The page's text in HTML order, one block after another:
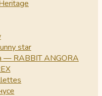
star
— RABBIT ANGORA